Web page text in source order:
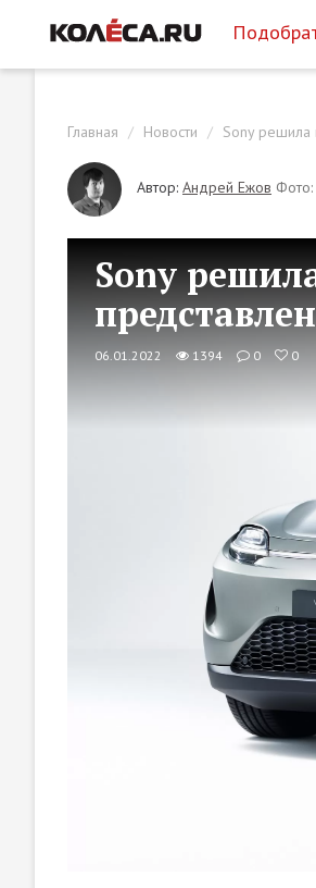
Главная Новости Sony решила
Автор: Андрей Ежов
Sony
06.01.2022 1394 0 0